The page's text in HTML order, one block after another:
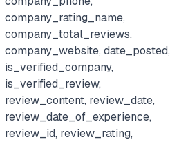
company_rating_name,
company_total_reviews,
company_website, date_posted,
is_verified_company,
is_verified_review,
review_content, review_date,
review_date_of_experience,
review_id, review_rating,